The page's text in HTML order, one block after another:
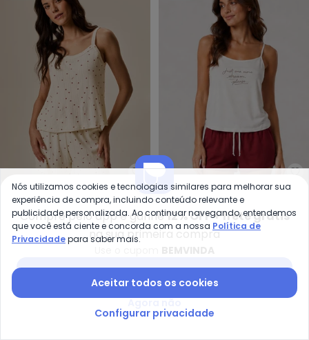
Malwee - Pijama Curto Café
Pijama Curto Café (Rosa)
MALWEE
R$ 62,55R$ 139,00
ou2xdeR$ 31,27semjuros
Pijama Feminino Short e
Blusa de Alça (Vermelho)
INFINITA COR
R$ 43,99R$ 159,99
Compre pelo app e ganhe12% OFF + frete grátis
na sua primeira compra
Nós utilizamos cookies e tecnologias similares para melhorar sua
experiência de compra, incluindo conteúdo relevante e
publicidade personalizada. Ao continuar navegando, entendemos
que você está ciente e concorda com a nossa Política de
Privacidadepara saber mais.
Aceitar todos os cookies
Configurar privacidade